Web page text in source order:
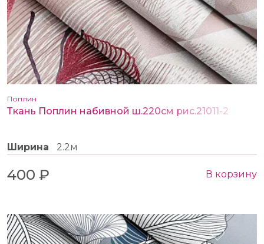
Поплин
Ткань Поплин набивной ш.220см рис.21011-2
Ширина 2.2м
400 ₽ В корзину